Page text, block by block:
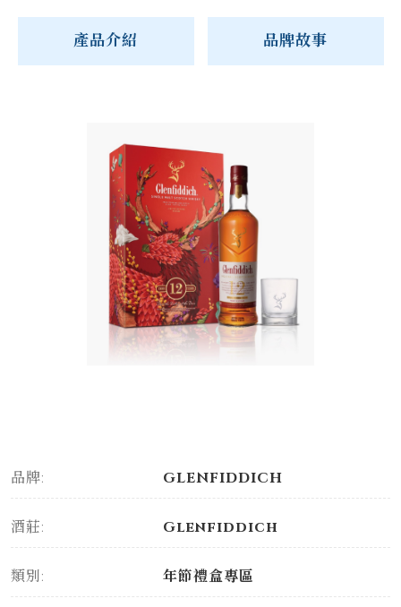
產品介紹 品牌故事
品牌: GLENFIDDICH
酒莊: Glenfiddich
類別: 年節禮盒專區